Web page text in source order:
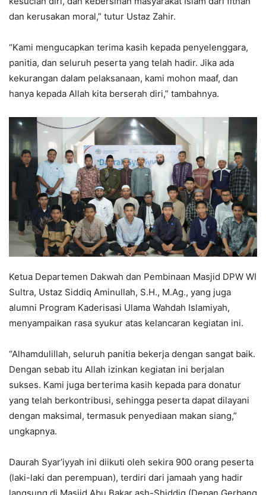
dan kerusakan moral,” tutur Ustaz Zahir.
“Kami mengucapkan terima kasih kepada penyelenggara,
panitia, dan seluruh peserta yang telah hadir. Jika ada
kekurangan dalam pelaksanaan, kami mohon maaf, dan
hanya kepada Allah kita berserah diri,” tambahnya.
Ketua Departemen Dakwah dan Pembinaan Masjid DPW WI
Sultra, Ustaz Siddiq Aminullah, S.H., M.Ag., yang juga
alumni Program Kaderisasi Ulama Wahdah Islamiyah,
menyampaikan rasa syukur atas kelancaran kegiatan ini.
“Alhamdulillah, seluruh panitia bekerja dengan sangat baik.
Dengan sebab itu Allah izinkan kegiatan ini berjalan
sukses. Kami juga berterima kasih kepada para donatur
yang telah berkontribusi, sehingga peserta dapat dilayani
dengan maksimal, termasuk penyediaan makan siang,”
ungkapnya.
Daurah Syar’iyyah ini diikuti oleh sekira 900 orang peserta
(laki-laki dan perempuan), terdiri dari jamaah yang hadir